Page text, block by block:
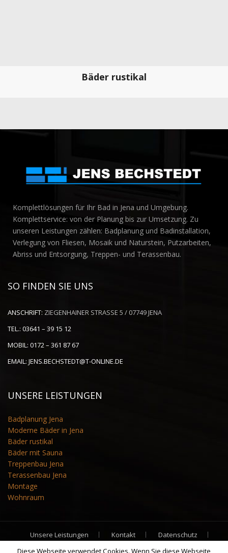
Bäder rustikal
Komplettlösungen für Ihr Bad in Jena und Umgebung.
Komplettservice: von der Planung bis zur Umsetzung. Zu
unseren Leistungen zählen: Badplanung und Badinstallation,
Verlegung von Fliesen, Mosaik und Naturstein, Putzarbeiten,
Abriss und Entsorgung, Treppen- und Terassenbau.
SO FINDEN SIE UNS
ANSCHRIFT: ZIEGENHAINER STRASSE 5 / 07749 JENA
TEL.: 03641 – 39 15 12
MOBIL: 0172 – 361 87 67
EMAIL: JENS.BECHSTEDT@T-ONLINE.DE
UNSERE LEISTUNGEN
Badplanung Jena
Moderne Bäder in Jena
Bäder rustikal
Bäder mit Sauna
Treppenbau Jena
Terassenbau Jena
Montage
Wohnraum
Unsere Leistungen Kontakt
Datenschutz
Diese Webseite verwendet Cookies. Wenn Sie diese Webseite